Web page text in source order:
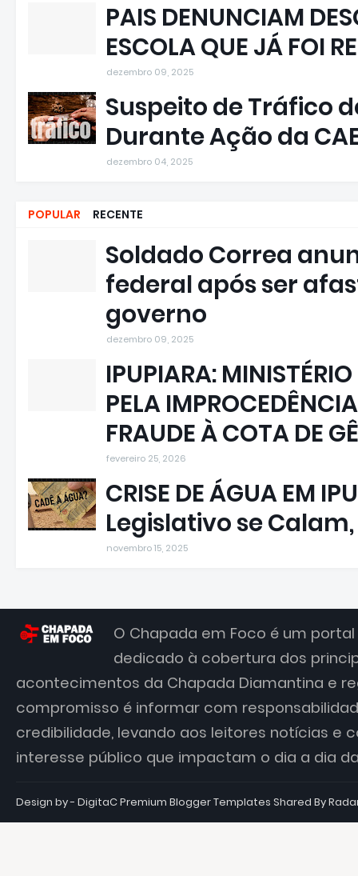
PAIS DENUNCIAM
ESCOLA QUE JÁ FOI
dezembro 09, 2025
Suspeito de Tráfico
Durante Ação da
dezembro 04, 2025
POPULAR RECENTE
Soldado Correa
federal após ser
governo
dezembro 09, 2025
IPUPIARA:
PELA
FRAUDE À COTA DE
fevereiro 25, 2026
CRISE DE ÁGUA EM
Legislativo se
novembro 15, 2025
O Chapada em Foco é um
dedicado à cobertura dos
acontecimentos da Chapada Diamantina e
compromisso é informar com
credibilidade, levando aos leitores notícias e
interesse público que impactam o dia a dia
Design by - DigitaCPremium Blogger Templates Shared By